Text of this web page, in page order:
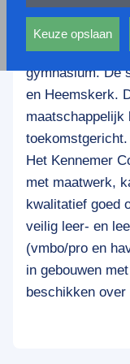
Het Kennemer
gymnasium. De
en Heemskerk.
maatschappelijk
toekomstgericht.
Het Kennemer
met maatwerk,
kwalitatief goed
veilig leer- en
(vmbo/pro en
in gebouwen
beschikken over
andere wordt
voortdurend
Keuze opslaan